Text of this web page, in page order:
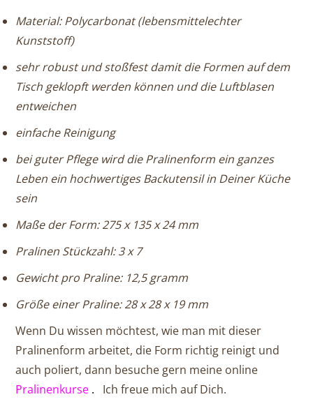
Material: Polycarbonat (lebensmittelechter
Kunststoff)
sehr robust und stoßfest damit die Formen auf dem
Tisch geklopft werden können und die Luftblasen
entweichen
einfache Reinigung
bei guter Pflege wird die Pralinenform ein ganzes
Leben ein hochwertiges Backutensil in Deiner Küche
sein
Maße der Form: 275 x 135 x 24 mm
Pralinen Stückzahl: 3 x 7
Gewicht pro Praline: 12,5 gramm
Größe einer Praline: 28 x 28 x 19 mm
Wenn Du wissen möchtest, wie man mit dieser
Pralinenform arbeitet, die Form richtig reinigt und
auch poliert, dann besuche gern meine online
Pralinenkurse . Ich freue mich auf Dich.